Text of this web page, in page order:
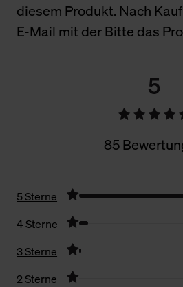
diesem Produkt. Nach
E-Mail mit der Bitte das
5
85
5 Sterne
4 Sterne
3 Sterne
2 Sterne